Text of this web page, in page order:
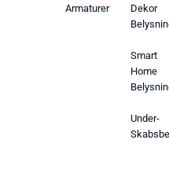
Armaturer
Dekor
Smart
Home
Under-